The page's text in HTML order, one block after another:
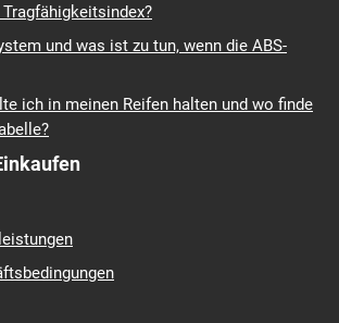
und was ist zu tun, wenn die ABS-
ich in meinen Reifen halten und wo finde